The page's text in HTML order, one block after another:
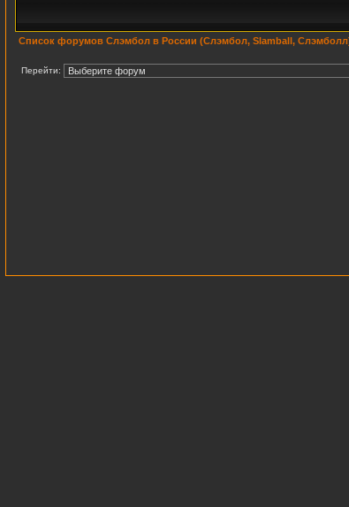
Список форумов Слэмбол в России (Слэмбол, Slamball,
Перейти: